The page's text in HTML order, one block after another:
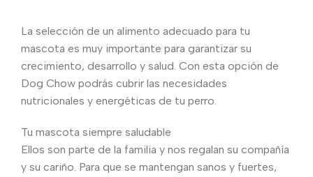
La selección de un alimento adecuado para tu
mascota es muy importante para garantizar su
crecimiento, desarrollo y salud. Con esta opción de
Dog Chow podrás cubrir las necesidades
nutricionales y energéticas de tu perro.
Tu mascota siempre saludable
Ellos son parte de la familia y nos regalan su compañía
y su cariño. Para que se mantengan sanos y fuertes,